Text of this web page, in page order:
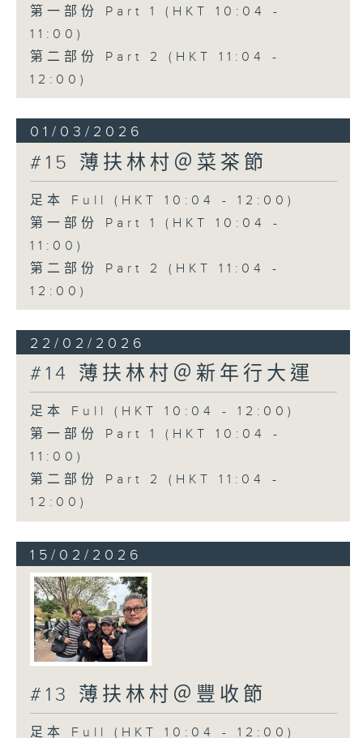
第一部份 Part 1 (HKT 10:04 -
11:00)
第二部份 Part 2 (HKT 11:04 -
12:00)
01/03/2026
#15 薄扶林村＠菜茶節
足本 Full (HKT 10:04 - 12:00)
第一部份 Part 1 (HKT 10:04 -
11:00)
第二部份 Part 2 (HKT 11:04 -
12:00)
22/02/2026
#14 薄扶林村＠新年行大運
足本 Full (HKT 10:04 - 12:00)
第一部份 Part 1 (HKT 10:04 -
11:00)
第二部份 Part 2 (HKT 11:04 -
12:00)
15/02/2026
#13 薄扶林村＠豐收節
足本 Full (HKT 10:04 - 12:00)